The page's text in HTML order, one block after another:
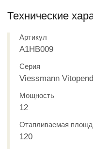
Технические
Артикул
A1HB009
Серия
Viessmann
Мощность
12
Отапливаемая
120